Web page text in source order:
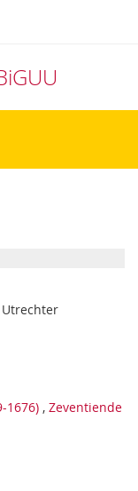
1676) , Zeventiende